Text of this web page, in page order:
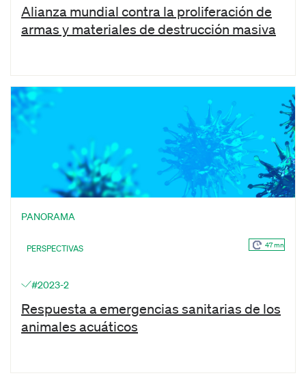
Alianza mundial contra la proliferación de
armas y materiales de destrucción masiva
PANORAMA
PERSPECTIVAS 47 mn
#2023-2
Respuesta a emergencias sanitarias de los
animales acuáticos